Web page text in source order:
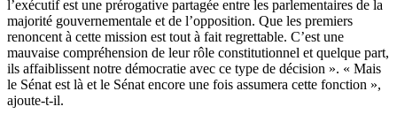
l’exécutif est une prérogative partagée entre les parlementaires de la
majorité gouvernementale et de l’opposition. Que les premiers
renoncent à cette mission est tout à fait regrettable. C’est une
mauvaise compréhension de leur rôle constitutionnel et quelque part,
ils affaiblissent notre démocratie avec ce type de décision ». « Mais
le Sénat est là et le Sénat encore une fois assumera cette fonction »,
ajoute-t-il.